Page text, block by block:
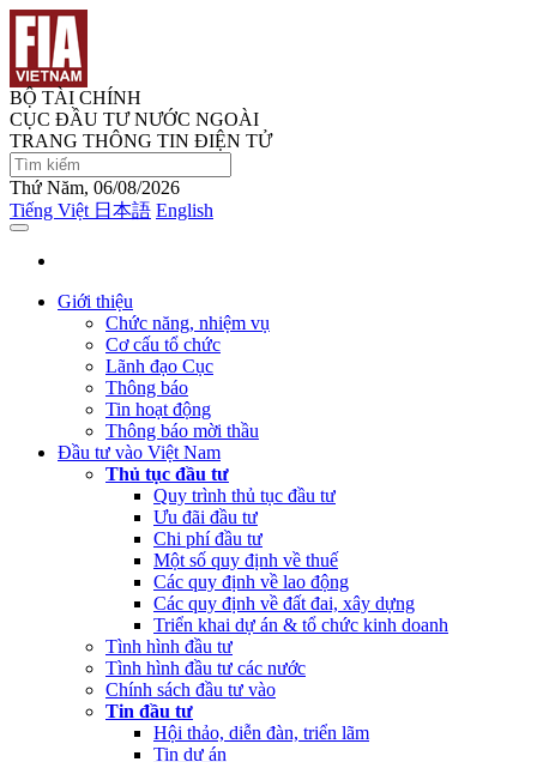
BỘ TÀI CHÍNH
CỤC ĐẦU TƯ NƯỚC NGOÀI
TRANG THÔNG TIN ĐIỆN TỬ
Thứ Năm, 06/08/2026
Tiếng Việt 日本語 English
Giới thiệu
Chức năng, nhiệm vụ
Cơ cấu tổ chức
Lãnh đạo Cục
Thông báo
Tin hoạt động
Thông báo mời thầu
Đầu tư vào Việt Nam
Thủ tục đầu tư
Quy trình thủ tục đầu tư
Ưu đãi đầu tư
Chi phí đầu tư
Một số quy định về thuế
Các quy định về lao động
Các quy định về đất đai, xây dựng
Triển khai dự án & tổ chức kinh doanh
Tình hình đầu tư
Tình hình đầu tư các nước
Chính sách đầu tư vào
Tin đầu tư
Hội thảo, diễn đàn, triển lãm
Tin dự án